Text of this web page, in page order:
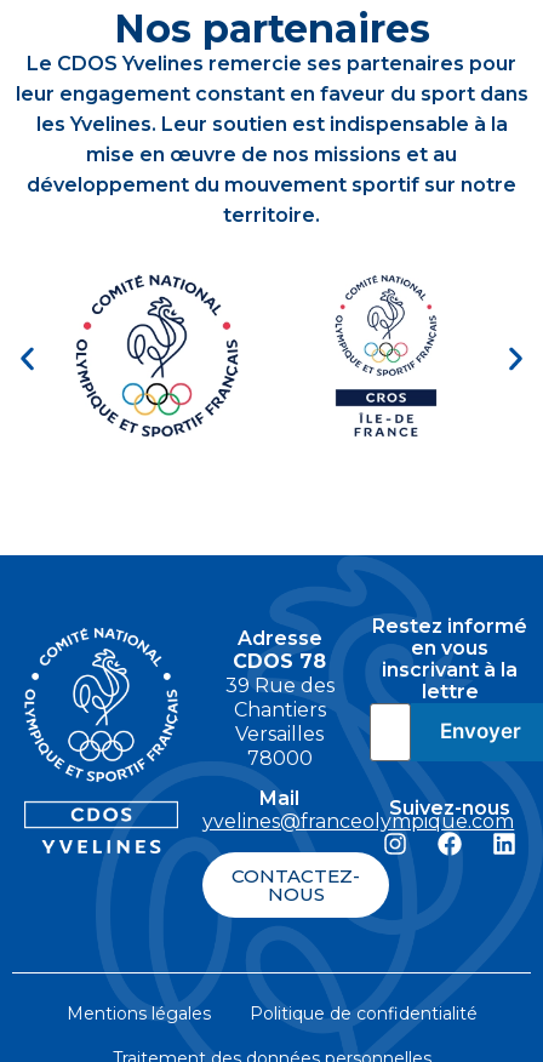
Nos partenaires
Le CDOS Yvelines remercie ses partenaires pour
leur engagement constant en faveur du sport dans
les Yvelines. Leur soutien est indispensable à la
mise en œuvre de nos missions et au
développement du mouvement sportif sur notre
territoire.
Adresse
CDOS 78
39 Rue des
Chantiers
Versailles
78000
Mail
yvelines@franceolympique.com
CONTACTEZ-
NOUS
Restez informé
en vous
inscrivant à la
lettre
Suivez-nous
Mentions légales Politique de confidentialité